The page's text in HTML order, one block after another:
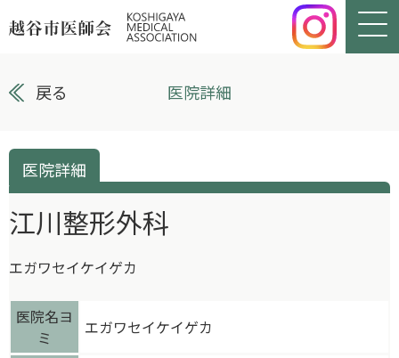
戻る 医院詳細
医院詳細
江川整形外科
エガワセイケイゲカ
医院名ヨ
ミ
エガワセイケイゲカ